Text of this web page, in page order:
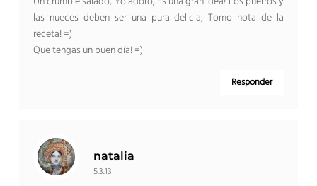
las nueces deben ser una pura delicia, Tomo nota de la
receta! =)
Que tengas un buen día! =)
Responder
natalia
5.3.13